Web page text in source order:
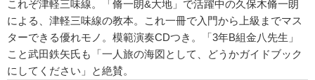
これぞ津軽三味線。「脩一朗&大地」で活躍中の久保木脩一朗
による、津軽三味線の教本。これ一冊で入門から上級までマス
ターできる優れモノ。模範演奏CDつき。「3年B組金八先生」
こと武田鉄矢氏も「一人旅の海図として、どうかガイドブック
にしてください」と絶賛。